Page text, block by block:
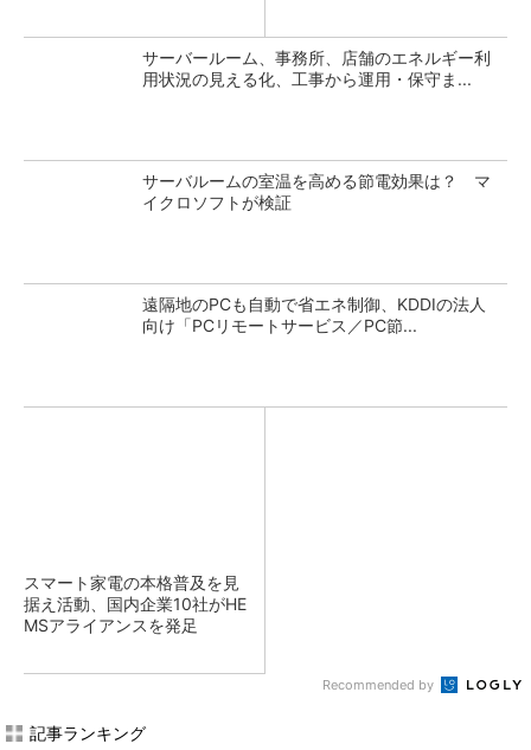
サーバールーム、事務所、店舗のエネルギー利
用状況の見える化、工事から運用・保守ま...
サーバルームの室温を高める節電効果は？ マ
イクロソフトが検証
遠隔地のPCも自動で省エネ制御、KDDIの法人
向け「PCリモートサービス／PC節...
スマート家電の本格普及を見
据え活動、国内企業10社がHE
MSアライアンスを発足
Recommended by
記事ランキング